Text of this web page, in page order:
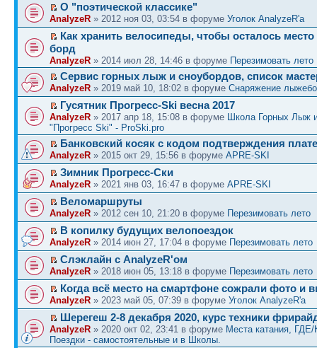
О "поэтической классике"
AnalyzeR » 2012 ноя 03, 03:54 в форуме Уголок AnalyzeR'а
Как хранить велосипеды, чтобы осталось
борд
AnalyzeR » 2014 июл 28, 14:46 в форуме Перезимовать лето
Сервис горных лыж и сноубордов, список
AnalyzeR » 2019 май 10, 18:02 в форуме Снаряжение
Гусятник Прогресс-Ski весна 2017
AnalyzeR » 2017 апр 18, 15:08 в форуме Школа Горных Лыж
"Прогресс Ski" - ProSki.pro
Банковский косяк с кодом подтверждения
AnalyzeR » 2015 окт 29, 15:56 в форуме APRE-SKI
Зимник Прогресс-Ски
AnalyzeR » 2021 янв 03, 16:47 в форуме APRE-SKI
Веломаршруты
AnalyzeR » 2012 сен 10, 21:20 в форуме Перезимовать лето
В копилку будущих велопоездок
AnalyzeR » 2014 июн 27, 17:04 в форуме Перезимовать лето
Слэклайн с AnalyzeR'ом
AnalyzeR » 2018 июн 05, 13:18 в форуме Перезимовать лето
Когда всё место на смартфоне сожрали фото и
AnalyzeR » 2023 май 05, 07:39 в форуме Уголок AnalyzeR'а
Шерегеш 2-8 декабря 2020, курс техники
AnalyzeR » 2020 окт 02, 23:41 в форуме Места катания,
Поездки - самостоятельные и в Школы.